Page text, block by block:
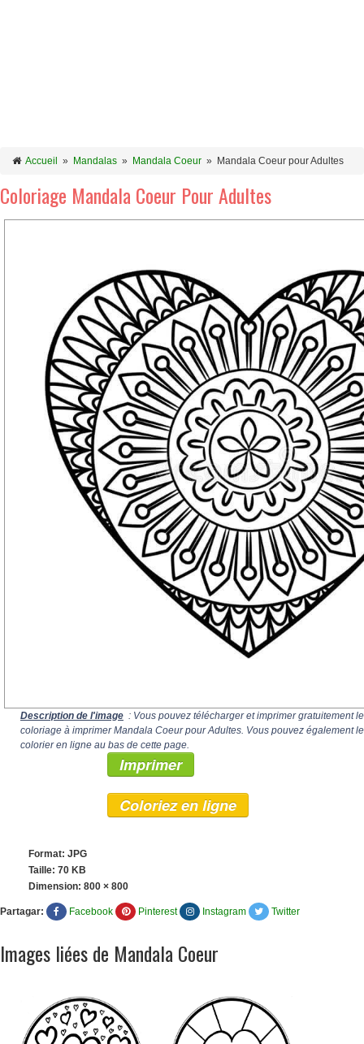
Accueil » Mandalas » Mandala Coeur » Mandala Coeur pour Adultes
Coloriage Mandala Coeur Pour Adultes
Description de l'image : Vous pouvez télécharger et imprimer gratuitement le
coloriage à imprimer Mandala Coeur pour Adultes. Vous pouvez également le
colorier en ligne au bas de cette page.
Imprimer
Coloriez en ligne
Format: JPG
Taille: 70 KB
Dimension: 800 × 800
Partagar: Facebook Pinterest Instagram Twitter
Images liées de Mandala Coeur